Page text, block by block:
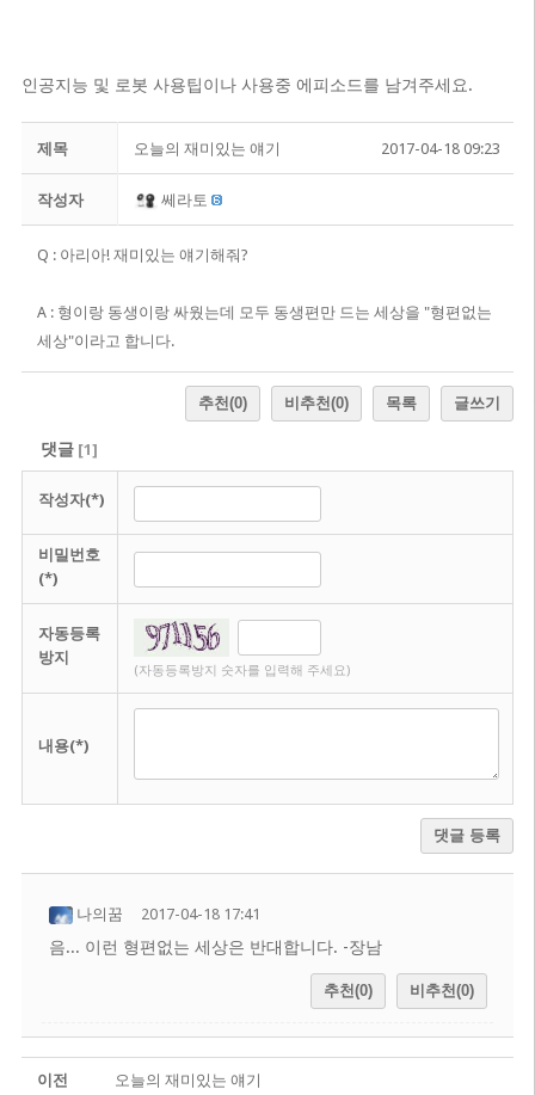
인공지능 및 로봇 사용팁이나 사용중 에피소드를 남겨주세요.
제목 오늘의 재미있는 얘기 2017-04-18 09:23
작성자 쎄라토
Q : 아리아! 재미있는 얘기해줘?
A : 형이랑 동생이랑 싸웠는데 모두 동생편만 드는 세상을 "형편없는
세상"이라고 합니다.
추천(0) 비추천(0) 목록 글쓰기
댓글[1]
작성자(*)
비밀번호
(*)
자동등록
방지
(자동등록방지 숫자를 입력해 주세요)
내용(*)
댓글 등록
나의꿈 2017-04-18 17:41
음... 이런 형편없는 세상은 반대합니다. -장남
추천(0) 비추천(0)
이전 오늘의 재미있는 얘기